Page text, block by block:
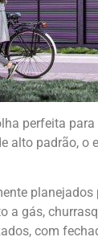
perfeita
alto padrão,
a gás,
com